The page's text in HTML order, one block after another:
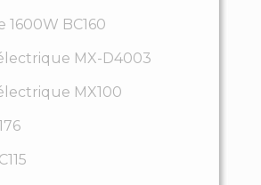
1600W BC160
MX-D4003
MX100